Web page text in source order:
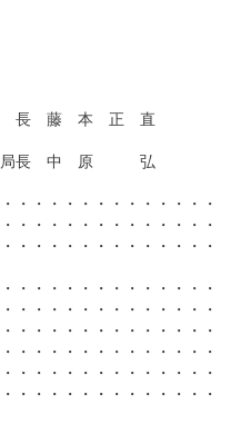
長　藤　本　正　直
長　中　原　　　弘
・・・・・・・・・・・・・
・・・・・・・・・・・・・
・・・・・・・・・・・・・
・・・・・・・・・・・・・
・・・・・・・・・・・・・
・・・・・・・・・・・・・
・・・・・・・・・・・・・
・・・・・・・・・・・・・
・・・・・・・・・・・・・